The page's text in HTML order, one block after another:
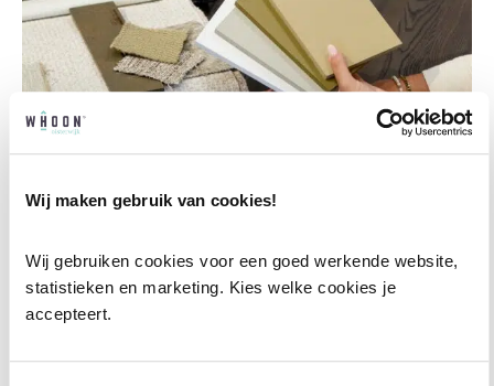
Wij maken gebruik van cookies!
Wij gebruiken cookies voor een goed werkende website,
statistieken en marketing. Kies welke cookies je
accepteert.Professioneel interieuradvies